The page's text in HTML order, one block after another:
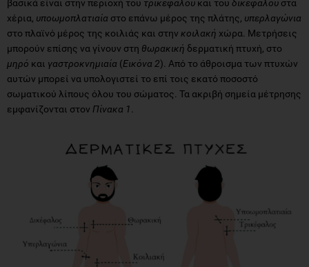
βασικά είναι στην περιοχή του τρικεφάλου και του δικεφάλου στα
χέρια, υποωμοπλατιαία στο επάνω μέρος της πλάτης, υπερλαγώνια
στο πλαϊνό μέρος της κοιλιάς και στην κοιλακή χώρα. Μετρήσεις
μπορούν επίσης να γίνουν στη θωρακική δερματική πτυχή, στο
μηρό και γαστροκνημιαία (Εικόνα 2). Από το άθροισμα των πτυχών
αυτών μπορεί να υπολογιστεί το επί τοις εκατό ποσοστό
σωματικού λίπους όλου του σώματος. Τα ακριβή σημεία μέτρησης
εμφανίζονται στον Πίνακα 1